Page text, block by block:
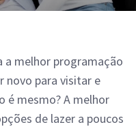
a melhor programação
novo para visitar e
é mesmo? A melhor
de lazer a poucos